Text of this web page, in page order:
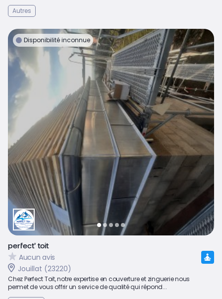
Autres
Disponibilité inconnue
perfect' toit
Aucun avis
Jouillat (23220)
Chez Perfect Toit, notre expertise en couverture et zinguerie nous
permet de vous offrir un service de qualité qui répond...